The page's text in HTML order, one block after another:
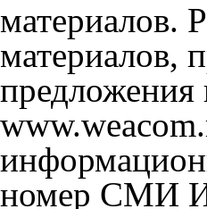
материалов.
материалов,
предложения
номер СМИ